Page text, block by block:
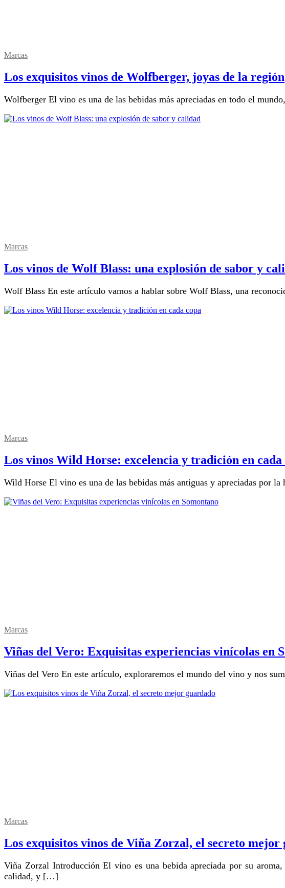
Marcas
Los exquisitos vinos de Wolfberger, joyas de la región
Wolfberger El vino es una de las bebidas más apreciadas en todo el
Marcas
Los vinos de Wolf Blass: una explosión de sabor y
Wolf Blass En este artículo vamos a hablar sobre Wolf Blass, una
Marcas
Los vinos Wild Horse: excelencia y tradición en cada
Wild Horse El vino es una de las bebidas más antiguas y apreciadas
Marcas
Viñas del Vero: Exquisitas experiencias vinícolas en
Viñas del Vero En este artículo, exploraremos el mundo del vino y nos
Marcas
Los exquisitos vinos de Viña Zorzal, el secreto mejor
Viña Zorzal Introducción El vino es una bebida apreciada por su aroma, sabor y complejidad. Existen numerosas bodegas alrededor del mundo que producen vinos de excelente
calidad, y […]